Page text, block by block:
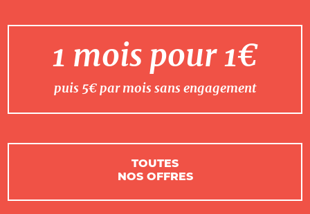
1 mois pour 1€
puis 5€ par mois sans engagement
TOUTES
NOS OFFRES